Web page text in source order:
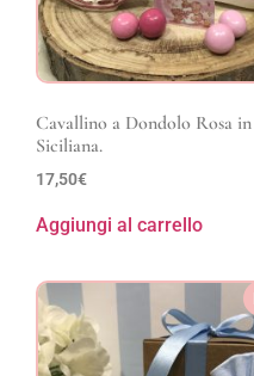
Cavallino a Dondolo Rosa
Siciliana.
17,50€
Aggiungi al carrello